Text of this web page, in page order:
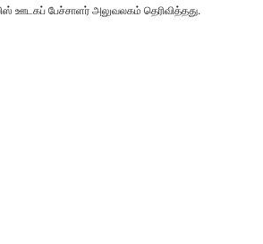
ஊடகப் பேச்சாளர் அலுவலகம் தெரிவித்தது.